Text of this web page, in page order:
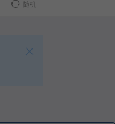
随机